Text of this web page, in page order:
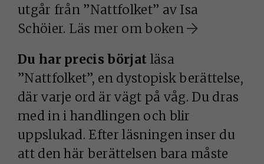
utgår från ”Nattfolket” av Isa
Schöier. Läs mer om boken
Du har precis börjat läsa
”Nattfolket”, en dystopisk berättelse,
där varje ord är vägt på våg. Du dras
med in i handlingen och blir
uppslukad. Efter läsningen inser du
att den här berättelsen bara måste